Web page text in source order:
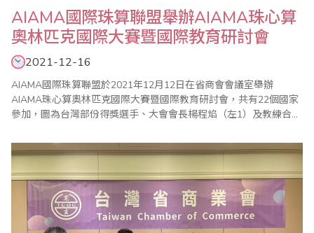
AIAMA國際珠算聯盟舉辦AIAMA珠心算
奧林匹克國際大賽暨國際教育研討會
2021-12-16
AIAMA國際珠算聯盟於2021年12月12日在省商會會議室舉辦
AIAMA珠心算奧林匹克國際大賽暨國際教育研討會，共有22個國家
參加，圖為台灣部份得獎選手、大會會長楊程焰（左1）及教練合影